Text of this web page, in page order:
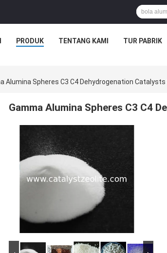
PRODUK TENTANG KAMI TUR PABRIK
Alumina Spheres C3 C4 Dehydrogenation Catalysts
Gamma Alumina Spheres C3 C4